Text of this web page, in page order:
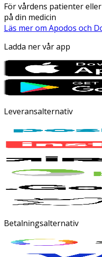
För vårdens patienter
på din medicin
Läs mer om Apodos och
Ladda ner vår app
Leveransalternativ
Betalningsalternativ